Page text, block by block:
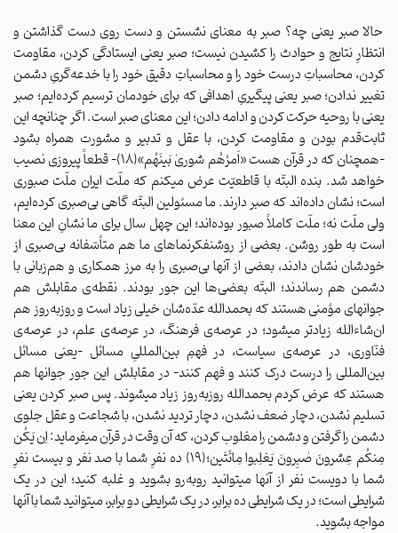
حالا صبر یعنی چه؟ صبر به معنای نشستن و دست روی دست گذاشتن و
انتظارِ نتایج و حوادث را کشیدن نیست؛ صبر یعنی ایستادگی کردن، مقاومت
کردن، محاسباتِ درست خود را و محاسباتِ دقیق خود را با خدعه‌گریِ دشمن
تغییر ندادن؛ صبر یعنی پیگیریِ اهدافی که برای خودمان ترسیم کرده‌ایم؛ صبر
یعنی با روحیه حرکت کردن و ادامه دادن؛ این معنای صبر است. اگر چنانچه این
ثابت‌قدم بودن و مقاومت کردن، با عقل و تدبیر و مشورت همراه بشود
-همچنان که در قرآن هست «اَمرُهُم شوریٰ بَینَهُم»(۱۸)- قطعاً پیروزی نصیب
خواهد شد. بنده البتّه با قاطعیّت عرض میکنم که ملّت ایران ملّت صبوری
است؛ نشان داده‌اند که صبر دارند. ما مسئولین البتّه گاهی بی‌صبری کرده‌ایم،
ولی ملّت نه؛ ملّت کاملاً صبور بوده‌اند؛ این چهل سال برای ما نشانِ این معنا
است به طور روشن. بعضی از روشنفکرنماهای ما هم متأسّفانه بی‌صبری از
خودشان نشان دادند، بعضی از آنها بی‌صبری را به مرز همکاری و هم‌زبانی با
دشمن هم رساندند؛ البتّه بعضی‌ها این جور بودند. نقطه‌ی مقابلش هم
جوانهای مؤمنی هستند که بحمدالله عدّه‌شان خیلی زیاد است و روزبه‌روز هم
ان‌شاءالله زیادتر میشود؛ در عرصه‌ی فرهنگ، در عرصه‌ی علم، در عرصه‌ی
فنّاوری، در عرصه‌ی سیاست، در فهمِ بین‌المللیِ مسائل -یعنی مسائل
بین‌المللی را درست درک کنند و فهم کنند- در مقابلش این جور جوانها هم
هستند که عرض کردم بحمدالله روزبه‌روز زیاد میشوند. پس صبر کردن یعنی
تسلیم نشدن، دچار ضعف نشدن، دچار تردید نشدن، با شجاعت و عقل جلوی
دشمن را گرفتن و دشمن را مغلوب کردن، که آن وقت در قرآن میفرماید: اِن یَکُن‌
مِنکُم‌ عِشرونَ‌ صٰبِرونَ‌ یَغلِبوا مِائَتَین؛(۱۹) ده نفرِ شما با صد نفر و بیست نفرِ
شما با دویست نفر از آنها میتوانید روبه‌رو بشوید و غلبه کنید؛ این در یک
شرایطی است؛ در یک شرایطی ده برابر، در یک شرایطی دو برابر، میتوانید شما با آنها
مواجه بشوید.